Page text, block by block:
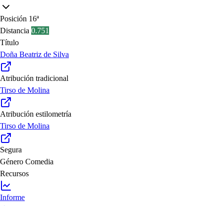
Posición 16ª
Distancia 0.751
Título
Doña Beatriz de Silva
Atribución tradicional
Tirso de Molina
Atribución estilometría
Tirso de Molina
Segura
Género Comedia
Recursos
Informe